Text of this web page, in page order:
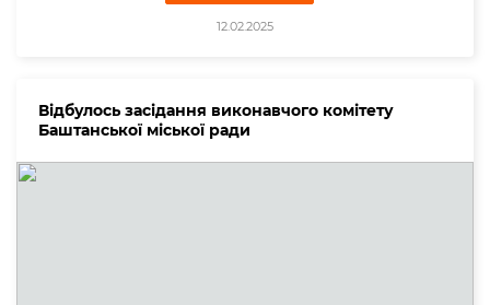
12.02.2025
Відбулось засідання виконавчого комітету
Баштанської міської ради